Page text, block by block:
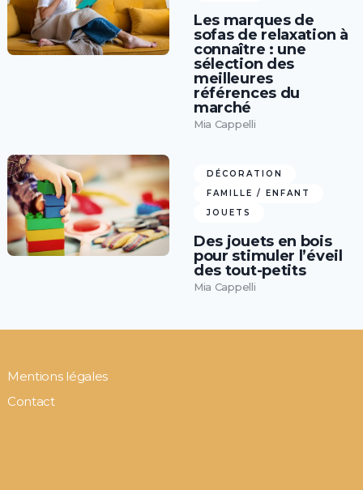
Les marques de
sofas de relaxation à
connaître : une
sélection des
meilleures
références du
marché
Mia Cappelli
DÉCORATION
FAMILLE / ENFANT
JOUETS
Des jouets en bois
pour stimuler l’éveil
des tout-petits
Mia Cappelli
Mentions légales
Contact